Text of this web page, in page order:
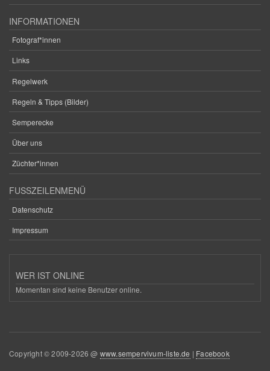
INFORMATIONEN
Fotograf*innen
Links
Regelwerk
Regeln & Tipps (Bilder)
Semperecke
Über uns
Züchter*innen
FUSSZEILENMENÜ
Datenschutz
Impressum
WER IST ONLINE
Momentan sind keine Benutzer online.
Copyright © 2009-2026 @ www.sempervivum-liste.de | Facebook